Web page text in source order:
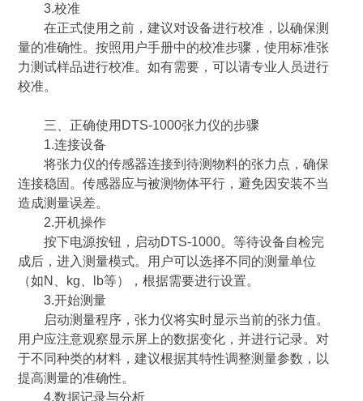
3.校准
在正式使用之前，建议对设备进行校准，以确保测
量的准确性。按照用户手册中的校准步骤，使用标准张
力测试样品进行校准。如有需要，可以请专业人员进行
校准。
三、正确使用DTS-1000张力仪的步骤
1.连接设备
将张力仪的传感器连接到待测物料的张力点，确保
连接稳固。传感器应与被测物体平行，避免因安装不当
造成测量误差。
2.开机操作
按下电源按钮，启动DTS-1000。等待设备自检完
成后，进入测量模式。用户可以选择不同的测量单位
（如N、kg、lb等），根据需要进行设置。
3.开始测量
启动测量程序，张力仪将实时显示当前的张力值。
用户应注意观察显示屏上的数据变化，并进行记录。对
于不同种类的材料，建议根据其特性调整测量参数，以
提高测量的准确性。
4.数据记录与分析